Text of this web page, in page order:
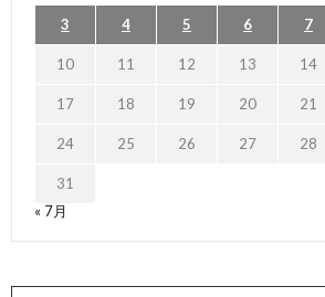
3 4 5 6 7
10 11 12 13 14
17 18 19 20 21
24 25 26 27 28
31
« 7月